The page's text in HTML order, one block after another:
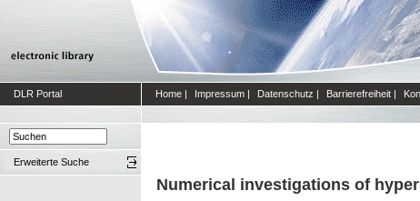
DLR Portal Home | Impressum | Datenschutz | Barrierefreiheit |
Erweiterte Suche
Numerical investigations of